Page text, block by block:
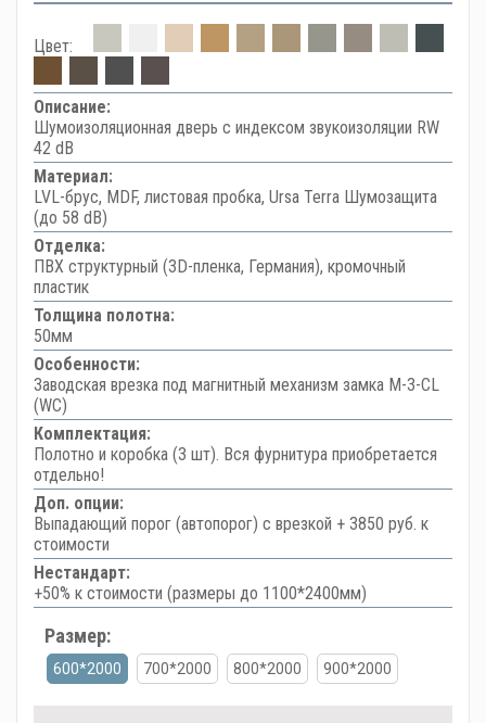
Цвет:
Описание:
Шумоизоляционная дверь с индексом звукоизоляции RW
42 dB
Материал:
LVL-брус, MDF, листовая пробка, Ursa Terra Шумозащита
(до 58 dB)
Отделка:
ПВХ структурный (3D-пленка, Германия), кромочный
пластик
Толщина полотна:
50мм
Особенности:
Заводская врезка под магнитный механизм замка M-3-CL
(WC)
Комплектация:
Полотно и коробка (3 шт). Вся фурнитура приобретается
отдельно!
Доп. опции:
Выпадающий порог (автопорог) с врезкой + 3850 руб. к
стоимости
Нестандарт:
+50% к стоимости (размеры до 1100*2400мм)
Размер:
600*2000 700*2000 800*2000 900*2000